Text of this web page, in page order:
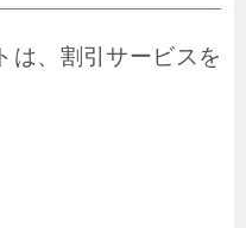
は、割引サービスを